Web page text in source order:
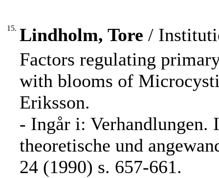
15. Lindholm, Tore /
Factors regulating
with blooms of
Eriksson.
- Ingår i: Verhandlungen.
theoretische und
24 (1990) s. 657-661.